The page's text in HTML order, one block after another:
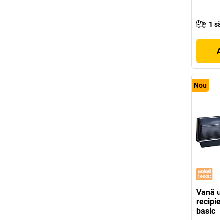
1
Nou
Vană
basic